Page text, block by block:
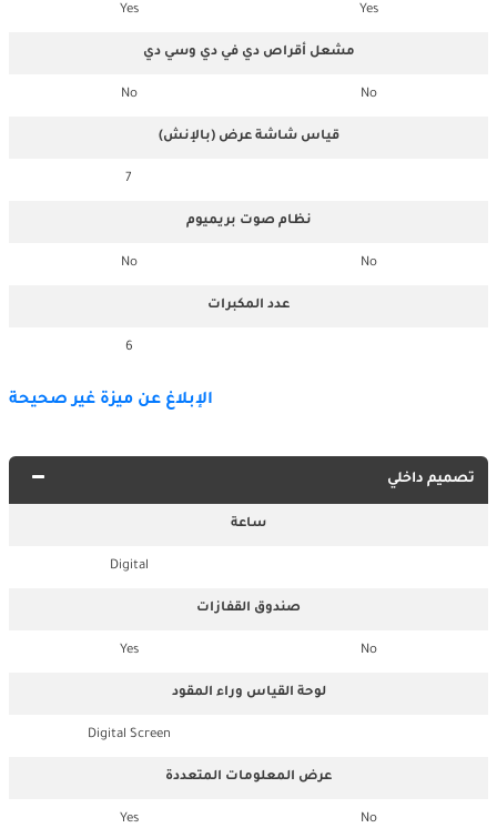
Yes
Yes
مشعل أقراص دي في دي وسي دي
No
No
قياس شاشة عرض (بالإنش)
7
نظام صوت بريميوم
No
No
عدد المكبرات
6
الإبلاغ عن ميزة غير صحيحة
تصميم داخلي
ساعة
Digital
صندوق القفازات
No
Yes
لوحة القياس وراء المقود
Digital Screen
عرض المعلومات المتعددة
No
Yes